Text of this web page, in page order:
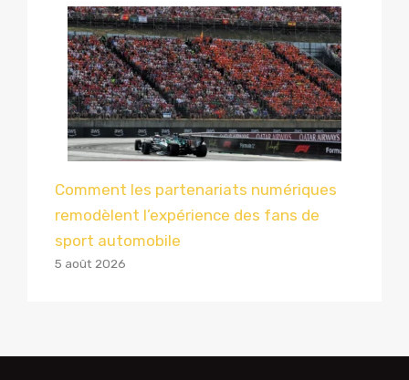
Comment les partenariats numériques
remodèlent l’expérience des fans de
sport automobile
5 août 2026